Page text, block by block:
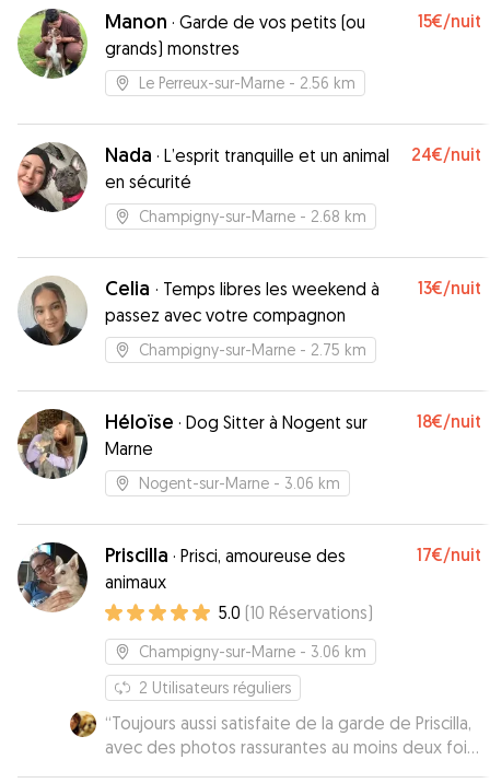
Manon · Garde de vos petits (ou
grands) monstres
15€/nuit
Le Perreux-sur-Marne - 2.56 km
Nada · L’esprit tranquille et un animal
en sécurité
24€/nuit
Champigny-sur-Marne - 2.68 km
Celia · Temps libres les weekend à
passez avec votre compagnon
13€/nuit
Champigny-sur-Marne - 2.75 km
Héloïse · Dog Sitter à Nogent sur
Marne
18€/nuit
Nogent-sur-Marne - 3.06 km
Priscilla · Prisci, amoureuse des
animaux
17€/nuit
5.0 (10 Réservations)
Champigny-sur-Marne - 3.06 km
2 Utilisateurs réguliers
“Toujours aussi satisfaite de la garde de Priscilla,
avec des photos rassurantes au moins deux fois
par jour, j’ai totalement confiance et des